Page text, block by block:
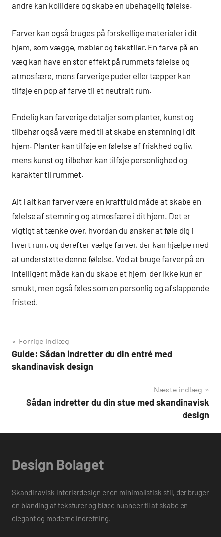
andre kan kollidere og skabe en ubehagelig følelse.
Farver kan også bruges på forskellige materialer i dit
hjem, som vægge, møbler og tekstiler. En farve på en
væg kan have en stor effekt på rummets følelse og
atmosfære, mens farverige puder eller tæpper kan
tilføje en pop af farve til et neutralt rum.
Endelig kan farverige detaljer som planter, kunst og
tilbehør også være med til at skabe en stemning i dit
hjem. Planter kan tilføje en følelse af friskhed og liv,
mens kunst og tilbehør kan tilføje personlighed og
karakter til rummet.
Alt i alt kan farver være en kraftfuld måde at skabe en
følelse af stemning og atmosfære i dit hjem. Det er
vigtigt at tænke over, hvordan du ønsker at føle dig i
hvert rum, og derefter vælge farver, der kan hjælpe med
at understøtte denne følelse. Ved at bruge farver på en
intelligent måde kan du skabe et hjem, der ikke kun er
smukt, men også føles som en personlig og afslappende
fristed.
Indlægsnavigation
Forrige indlæg
Guide: Sådan indretter du din entré med
skandinavisk design
Næste indlæg
Sådan indretter du din stue med skandinavisk
design
Design Bolaget
Skandinavisk interiørdesign er en minimalistisk stil, der bruger
en blanding af teksturer og bløde nuancer til at skabe en
elegant og moderne indretning.